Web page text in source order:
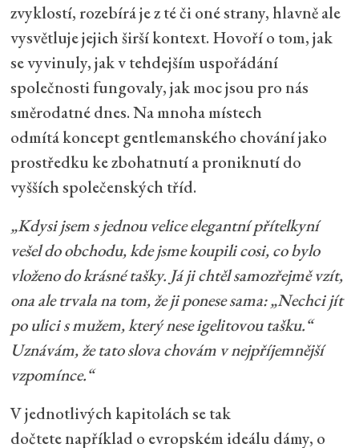
zvyklostí, rozebírá je z té či oné strany, hlavně ale
vysvětluje jejich širší kontext. Hovoří o tom, jak
se vyvinuly, jak v tehdejším uspořádání
společnosti fungovaly, jak moc jsou pro nás
směrodatné dnes. Na mnoha místech
odmítá koncept gentlemanského chování jako
prostředku ke zbohatnutí a proniknutí do
vyšších společenských tříd.
„Kdysi jsem s jednou velice elegantní přítelkyní
vešel do obchodu, kde jsme koupili cosi, co bylo
vloženo do krásné tašky. Já ji chtěl samozřejmě vzít,
ona ale trvala na tom, že ji ponese sama: „Nechci jít
po ulici s mužem, který nese igelitovou tašku.“
Uznávám, že tato slova chovám v nejpříjemnější
vzpomínce.“
V jednotlivých kapitolách se tak
dočtete například o evropském ideálu dámy, o